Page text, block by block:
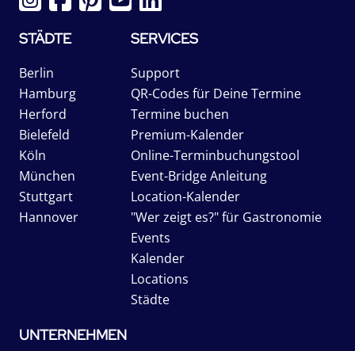
STÄDTE
Berlin
Hamburg
Herford
Bielefeld
Köln
München
Stuttgart
Hannover
SERVICES
Support
QR-Codes für Deine Termine
Termine buchen
Premium-Kalender
Online-Terminbuchungstool
Event-Bridge Anleitung
Location-Kalender
"Wer zeigt es?" für Gastronomie
Events
Kalender
Locations
Städte
UNTERNEHMEN